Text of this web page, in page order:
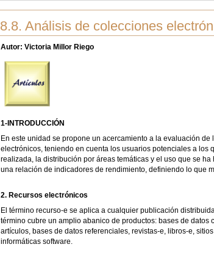
8.8. Análisis de colecciones
Autor: Victoria Millor Riego
1-INTRODUCCIÓN
En este unidad se propone un acercamiento a la evaluación de
electrónicos, teniendo en cuenta los usuarios potenciales a los
realizada, la distribución por áreas temáticas y el uso que se
una relación de indicadores de rendimiento, definiendo lo que
2. Recursos electrónicos
El término recurso-e se aplica a cualquier publicación
término cubre un amplio abanico de productos: bases de datos
artículos, bases de datos referenciales, revistas-e, libros-e,
informáticas software.